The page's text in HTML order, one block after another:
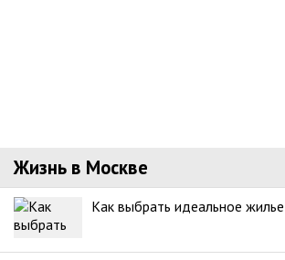
Жизнь в Москве
Как выбрать идеальное